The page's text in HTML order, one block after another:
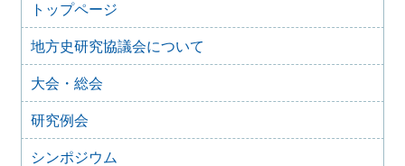
2025年8月10日
「原稿募集」を変更致しました
2025年6月9日
『地方史研究』435号 第75巻第3号 2025年6月
2025年4月9日
『地方史研究』434号 第75巻第2号 2025年4月
2025年2月10日
『地方史研究』433号 第75巻第1号 2025年2月
トップページ
地方史研究協議会について
大会・総会
研究例会
シンポジウム